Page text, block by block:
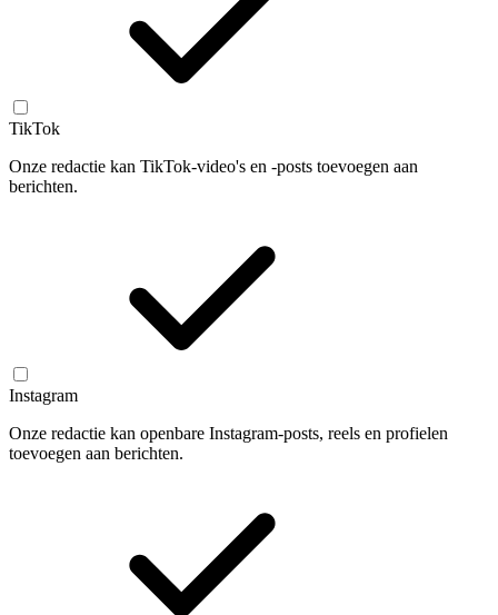
TikTok
Onze redactie kan TikTok-video's en -posts toevoegen aan
berichten.
Instagram
Onze redactie kan openbare Instagram-posts, reels en profielen
toevoegen aan berichten.